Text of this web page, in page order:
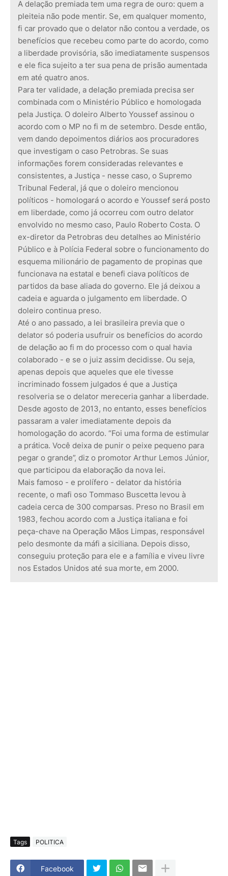
A delação premiada tem uma regra de ouro: quem a
pleiteia não pode mentir. Se, em qualquer momento,
fi car provado que o delator não contou a verdade, os
benefícios que recebeu como parte do acordo, como
a liberdade provisória, são imediatamente suspensos
e ele fica sujeito a ter sua pena de prisão aumentada
em até quatro anos.
Para ter validade, a delação premiada precisa ser
combinada com o Ministério Público e homologada
pela Justiça. O doleiro Alberto Youssef assinou o
acordo com o MP no fi m de setembro. Desde então,
vem dando depoimentos diários aos procuradores
que investigam o caso Petrobras. Se suas
informações forem consideradas relevantes e
consistentes, a Justiça - nesse caso, o Supremo
Tribunal Federal, já que o doleiro mencionou
políticos - homologará o acordo e Youssef será posto
em liberdade, como já ocorreu com outro delator
envolvido no mesmo caso, Paulo Roberto Costa. O
ex-diretor da Petrobras deu detalhes ao Ministério
Público e à Polícia Federal sobre o funcionamento do
esquema milionário de pagamento de propinas que
funcionava na estatal e benefi ciava políticos de
partidos da base aliada do governo. Ele já deixou a
cadeia e aguarda o julgamento em liberdade. O
doleiro continua preso.
Até o ano passado, a lei brasileira previa que o
delator só poderia usufruir os benefícios do acordo
de delação ao fi m do processo com o qual havia
colaborado - e se o juiz assim decidisse. Ou seja,
apenas depois que aqueles que ele tivesse
incriminado fossem julgados é que a Justiça
resolveria se o delator mereceria ganhar a liberdade.
Desde agosto de 2013, no entanto, esses benefícios
passaram a valer imediatamente depois da
homologação do acordo. “Foi uma forma de estimular
a prática. Você deixa de punir o peixe pequeno para
pegar o grande”, diz o promotor Arthur Lemos Júnior,
que participou da elaboração da nova lei.
Mais famoso - e prolífero - delator da história
recente, o mafi oso Tommaso Buscetta levou à
cadeia cerca de 300 comparsas. Preso no Brasil em
1983, fechou acordo com a Justiça italiana e foi
peça-chave na Operação Mãos Limpas, responsável
pelo desmonte da máfi a siciliana. Depois disso,
conseguiu proteção para ele e a família e viveu livre
nos Estados Unidos até sua morte, em 2000.
Tags POLITICA
Facebook